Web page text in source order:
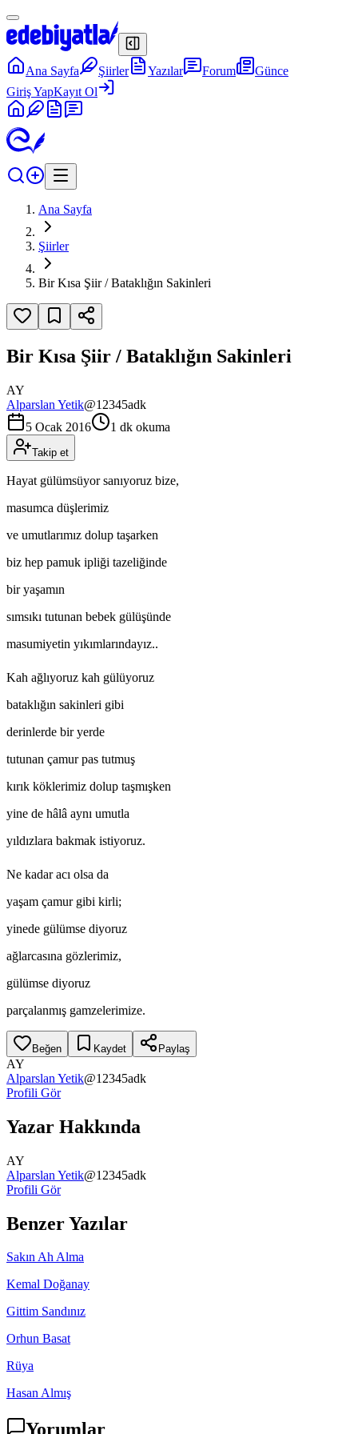
Ana Sayfa Şiirler Yazılar Forum
Günce
Giriş YapKayıt Ol
Ana Sayfa
Şiirler
Bir Kısa Şiir / Bataklığın Sakinleri
Bir Kısa Şiir / Bataklığın Sakinleri
AY
Alparslan Yetik@12345adk
5 Ocak 2016
1 dk okuma
Takip et
Hayat gülümsüyor sanıyoruz bize,
masumca düşlerimiz
ve umutlarımız dolup taşarken
biz hep pamuk ipliği tazeliğinde
bir yaşamın
sımsıkı tutunan bebek gülüşünde
masumiyetin yıkımlarındayız..
Kah ağlıyoruz kah gülüyoruz
bataklığın sakinleri gibi
derinlerde bir yerde
tutunan çamur pas tutmuş
kırık köklerimiz dolup taşmışken
yine de hâlâ aynı umutla
yıldızlara bakmak istiyoruz.
Ne kadar acı olsa da
yaşam çamur gibi kirli;
yinede gülümse diyoruz
ağlarcasına gözlerimiz,
gülümse diyoruz
parçalanmış gamzelerimize.
Beğen Kaydet Paylaş
AY
Alparslan Yetik@12345adk
Profili Gör
Yazar Hakkında
AY
Alparslan Yetik@12345adk
Profili Gör
Benzer Yazılar
Sakın Ah Alma
Kemal Doğanay
Gittim Sandınız
Orhun Basat
Rüya
Hasan Almış
Yorumlar